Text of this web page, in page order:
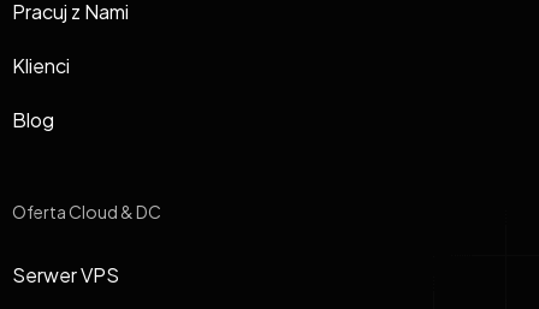
Pracuj z Nami
Klienci
Blog
Oferta Cloud & DC
Serwer VPS